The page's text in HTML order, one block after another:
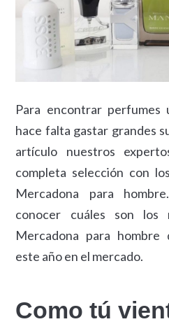
Para encontrar perfumes
hace falta gastar grandes
artículo nuestros
completa selección con
Mercadona para
conocer cuáles son los
Mercadona para
este año en el mercado.
Como tú